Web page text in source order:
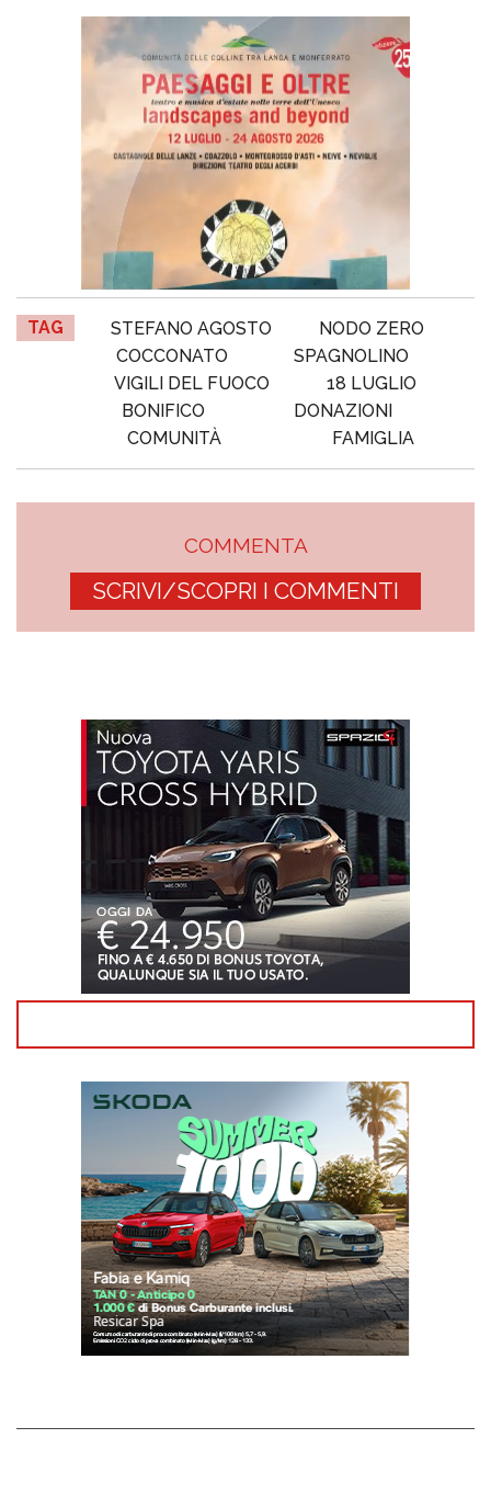
TAG STEFANO AGOSTO
NODO ZERO
COCCONATO
SPAGNOLINO
VIGILI DEL FUOCO
18 LUGLIO
BONIFICO
DONAZIONI
COMUNITÀ
FAMIGLIA
COMMENTA
SCRIVI/SCOPRI I COMMENTI